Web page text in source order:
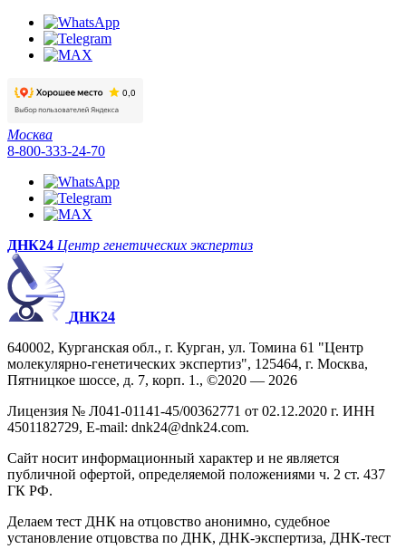
Москва
8-800-333-24-70
ДНК24 Центр генетических экспертиз
ДНК24
640002, Курганская обл., г. Курган, ул. Томина 61 "Центр
молекулярно-генетических экспертиз", 125464, г. Москва,
Пятницкое шоссе, д. 7, корп. 1., ©2020 — 2026
Лицензия № Л041-01141-45/00362771 от 02.12.2020 г. ИНН
4501182729, E-mail: dnk24@dnk24.com.
Сайт носит информационный характер и не является
публичной офертой, определяемой положениями ч. 2 ст. 437
ГК РФ.
Делаем тест ДНК на отцовство анонимно, судебное
установление отцовства по ДНК, ДНК-экспертиза, ДНК-тест